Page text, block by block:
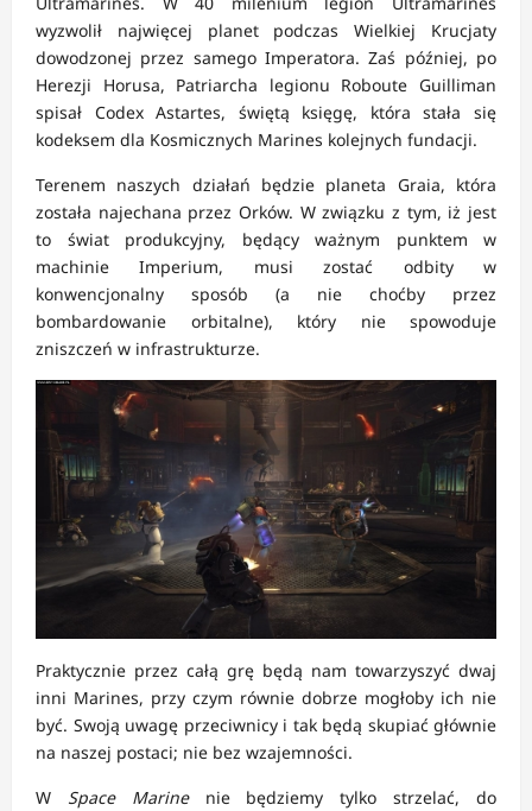
wyzwolił najwięcej planet podczas Wielkiej Krucjaty
dowodzonej przez samego Imperatora. Zaś później, po
Herezji Horusa, Patriarcha legionu Roboute Guilliman
spisał Codex Astartes, świętą księgę, która stała się
kodeksem dla Kosmicznych Marines kolejnych fundacji.
Terenem naszych działań będzie planeta Graia, która
została najechana przez Orków. W związku z tym, iż jest
to świat produkcyjny, będący ważnym punktem w
machinie Imperium, musi zostać odbity w
konwencjonalny sposób (a nie choćby przez
bombardowanie orbitalne), który nie spowoduje
zniszczeń w infrastrukturze.
Praktycznie przez całą grę będą nam towarzyszyć dwaj
inni Marines, przy czym równie dobrze mogłoby ich nie
być. Swoją uwagę przeciwnicy i tak będą skupiać głównie
na naszej postaci; nie bez wzajemności.
W Space Marine nie będziemy tylko strzelać, do